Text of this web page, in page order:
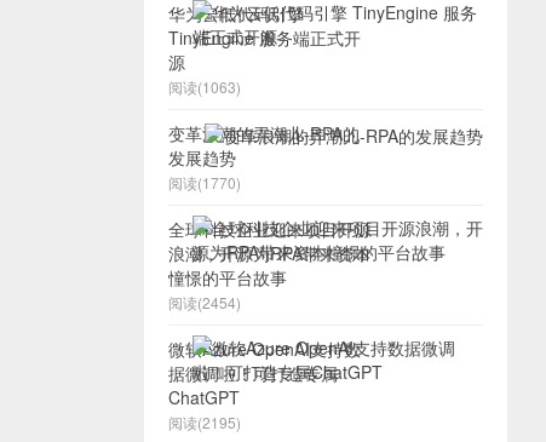
华为云低代码引擎
TinyEngine 服务端正式开
源
阅读(1063)
变革浪潮的弄潮儿-RPA的
发展趋势
阅读(1770)
全球科技企业迎来项目开源
浪潮，开源为RPA带来资本
憧憬的平台故事
阅读(2454)
微软Azure OpenAI支持数
据微调啦！可打造专属
ChatGPT
阅读(2195)